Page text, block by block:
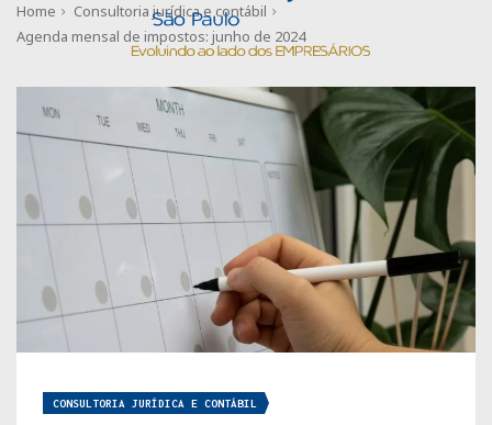
Home
Consultoria jurídica e contábil
Agenda mensal de impostos: junho de 2024
CONSULTORIA JURÍDICA E CONTÁBIL